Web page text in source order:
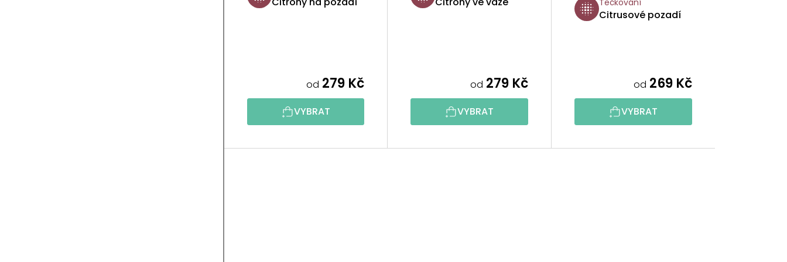
od 279 Kč
VYBRAT
od 279 Kč
VYBRAT
Citrusové pozadí
od 269 Kč
VYBRAT